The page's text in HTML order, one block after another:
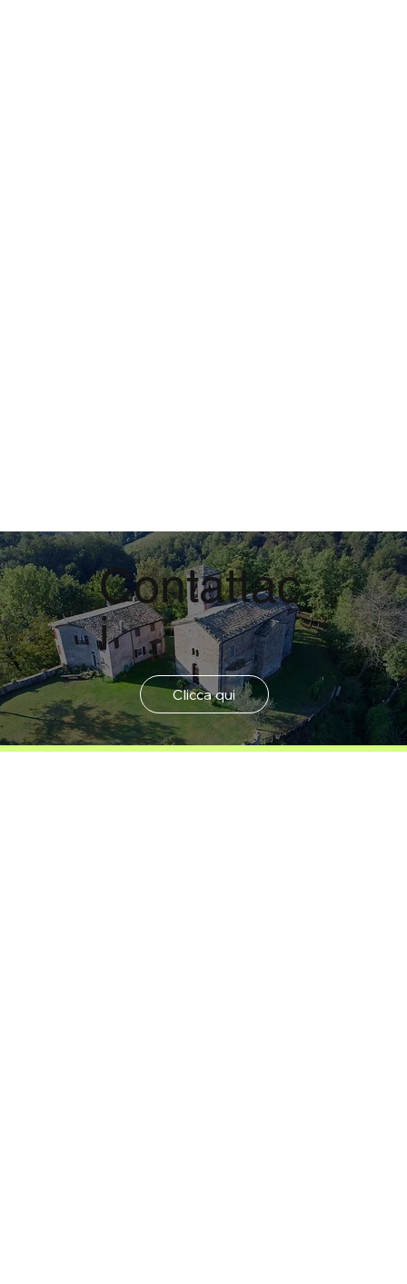
News &
Eventi
Esplora ora
Contattac
i
Clicca qui